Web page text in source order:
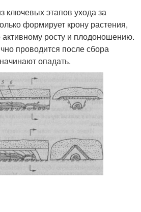
ключевых этапов ухода за
формирует крону растения,
активному росту и плодоношению.
проводится после сбора
опадать.